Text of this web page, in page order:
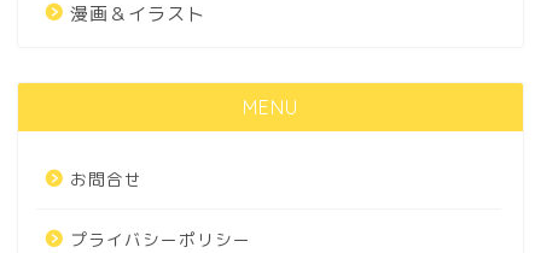
漫画＆イラスト
MENU
お問合せ
プライバシーポリシー